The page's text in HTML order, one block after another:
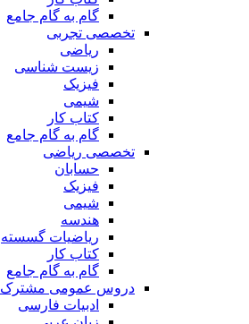
گام به گام جامع
تخصصی تجربی
ریاضی
زیست شناسی
فیزیک
شیمی
کتاب کار
گام به گام جامع
تخصصی ریاضی
حسابان
فیزیک
شیمی
هندسه
ریاضیات گسسته
کتاب کار
گام به گام جامع
دروس عمومی مشترک
ادبیات فارسی